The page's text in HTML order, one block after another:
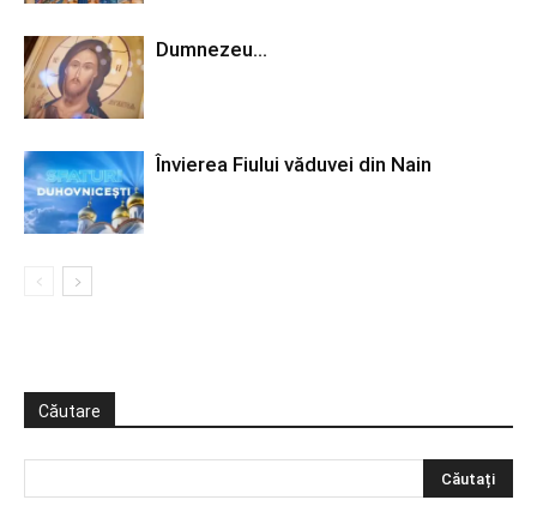
Dumnezeu…
Învierea Fiului văduvei din Nain
Căutare